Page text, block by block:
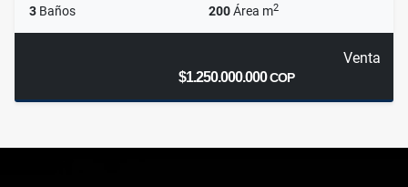
3 Baños 200Área m2
Venta
$1.250.000.000COP